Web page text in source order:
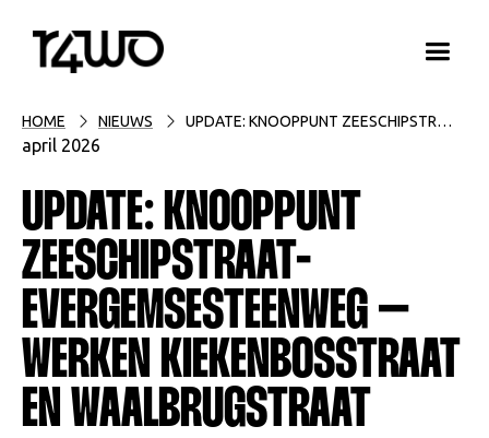
HOME NIEUWS UPDATE: KNOOPPUNT ZEESCHIPSTRAAT-EVERGEMSESTEENWEG – WERKEN KIEKENBOSSTRAAT EN WAALBRUGSTRAAT
april 2026
UPDATE: KNOOPPUNT
ZEESCHIPSTRAAT-
EVERGEMSESTEENWEG –
WERKEN KIEKENBOSSTRAAT
EN WAALBRUGSTRAAT